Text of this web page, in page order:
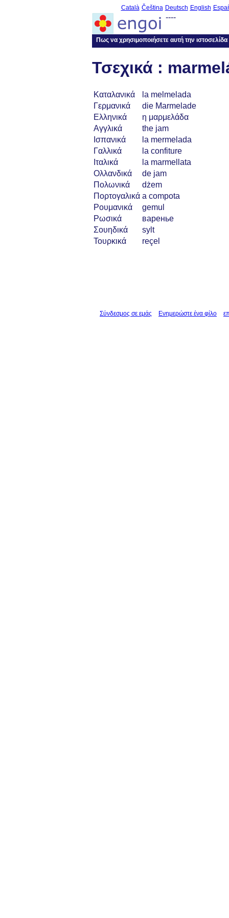
Català Čeština Deutsch English
----
Πως να χρησιμοποιήσετε αυτή την ιστοσελίδα
Τσεχικά :
Καταλανικά
la melmelada
Γερμανικά
die Marmelade
Ελληνικά
η μαρμελάδα
Αγγλικά
the jam
Ισπανικά
la mermelada
Γαλλικά
la confiture
Ιταλικά
la marmellata
Ολλανδικά
de jam
Πολωνικά
dżem
Πορτογαλικά a compota
Ρουμανικά
gemul
Ρωσικά
варенье
Σουηδικά
sylt
Τουρκικά
reçel
Σύνδεσμος σε εμάς Ενημερώστε ένα φίλο